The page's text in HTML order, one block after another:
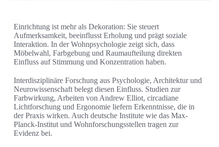
Einrichtung ist mehr als Dekoration: Sie steuert
Aufmerksamkeit, beeinflusst Erholung und prägt soziale
Interaktion. In der Wohnpsychologie zeigt sich, dass
Möbelwahl, Farbgebung und Raumaufteilung direkten
Einfluss auf Stimmung und Konzentration haben.
Interdisziplinäre Forschung aus Psychologie, Architektur und
Neurowissenschaft belegt diesen Einfluss. Studien zur
Farbwirkung, Arbeiten von Andrew Elliot, circadiane
Lichtforschung und Ergonomie liefern Erkenntnisse, die in
der Praxis wirken. Auch deutsche Institute wie das Max-
Planck-Institut und Wohnforschungsstellen tragen zur
Evidenz bei.